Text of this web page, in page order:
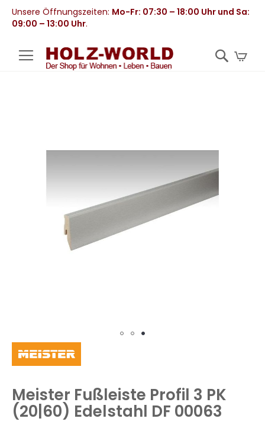
Unsere Öffnungszeiten: Mo-Fr: 07:30 – 18:00 Uhr und Sa:
09:00 – 13:00 Uhr.
Zum
Anfang
springen
Meister Fußleiste Profil 3 PK
(20|60) Edelstahl DF 00063